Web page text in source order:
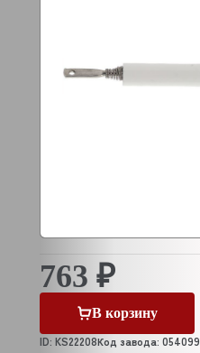
763 ₽
В корзину
ID: KS22208Код завода: 054099